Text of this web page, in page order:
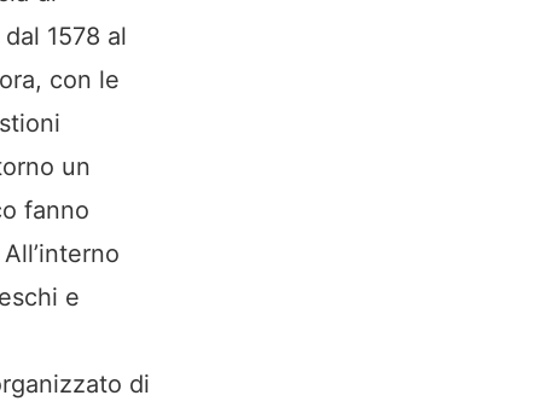
1578 al
con le
un
fanno
e
di